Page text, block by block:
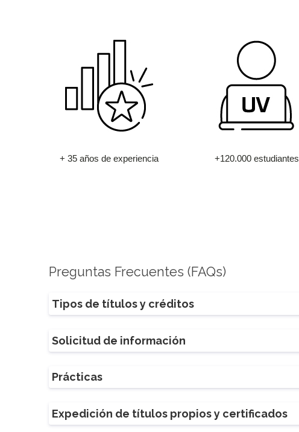
+ 35 años de experiencia +120.000 estudiantes
Preguntas Frecuentes (FAQs)
Tipos de títulos y créditos
Solicitud de información
Prácticas
Expedición de títulos propios y certificados